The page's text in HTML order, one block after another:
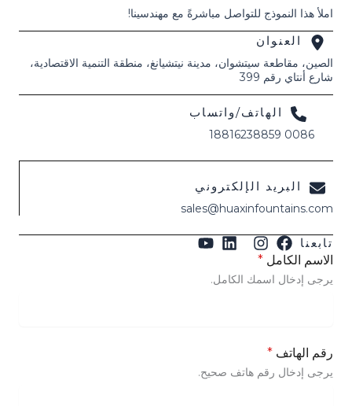
املأ هذا النموذج للتواصل مباشرةً مع مهندسينا!
العنوان
الصين، مقاطعة سيتشوان، مدينة نيتشيانغ، منطقة التنمية الاقتصادية،
شارع أنتاي رقم 399
الهاتف/واتساب
0086 18816238859
البريد الإلكتروني
sales@huaxinfountains.com
تابعنا
الاسم الكامل*
يرجى إدخال اسمك الكامل.
رقم الهاتف*
يرجى إدخال رقم هاتف صحيح.